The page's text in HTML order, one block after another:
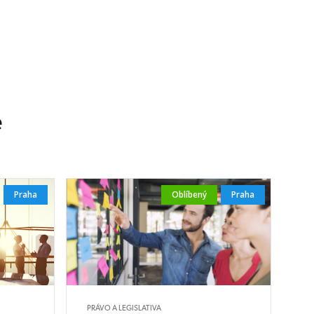
Praha Oblíbený Praha
PRÁVO A LEGISLATIVA